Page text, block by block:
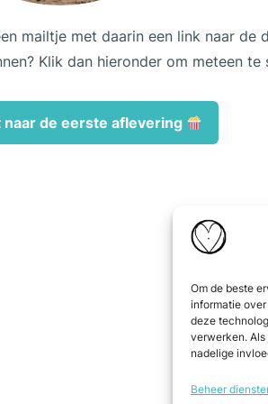
Om de beste
informatie
deze
verwerken.
nadelige
Beheer
mailtje met daarin een link naar de
Klik dan hieronder om meteen te
naar de eerste aflevering